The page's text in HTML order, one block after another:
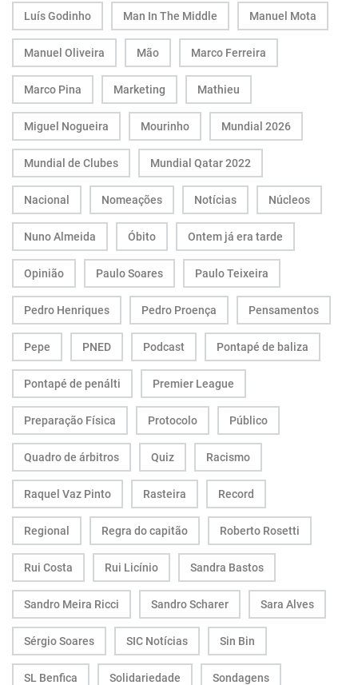
Luís Godinho Man In The Middle Manuel Mota
Manuel Oliveira Mão Marco Ferreira
Marco Pina Marketing Mathieu
Miguel Nogueira Mourinho Mundial 2026
Mundial de Clubes Mundial Qatar 2022
Nacional Nomeações Notícias Núcleos
Nuno Almeida Óbito Ontem já era tarde
Opinião Paulo Soares Paulo Teixeira
Pedro Henriques Pedro Proença Pensamentos
Pepe PNED Podcast Pontapé de baliza
Pontapé de penálti Premier League
Preparação Física Protocolo Público
Quadro de árbitros Quiz Racismo
Raquel Vaz Pinto Rasteira Record
Regional Regra do capitão Roberto Rosetti
Rui Costa Rui Licínio Sandra Bastos
Sandro Meira Ricci Sandro Scharer Sara Alves
Sérgio Soares SIC Notícias Sin Bin
SL Benfica Solidariedade Sondagens